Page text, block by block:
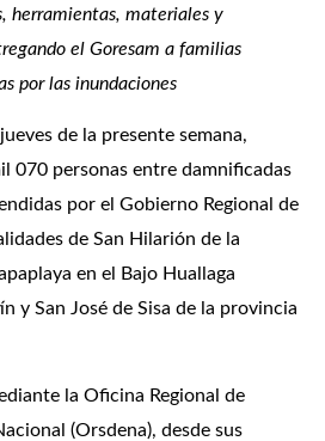
herramientas, materiales y
el Goresam a familias
por las inundaciones
de la presente semana,
070 personas entre damnificadas
por el Gobierno Regional de
de San Hilarión de la
en el Bajo Huallaga
y San José de Sisa de la provincia
la Oficina Regional de
(Orsdena), desde sus